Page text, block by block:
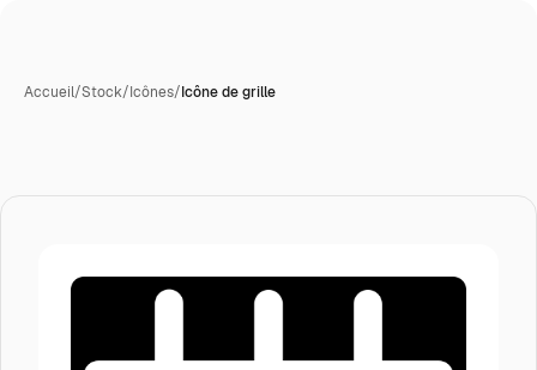
Accueil/Stock/Icônes/Icône de grille